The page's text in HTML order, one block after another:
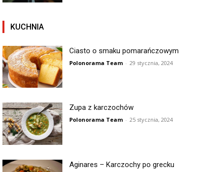
KUCHNIA
Ciasto o smaku pomarańczowym
Polonorama Team - 29 stycznia, 2024
Zupa z karczochów
Polonorama Team - 25 stycznia, 2024
Aginares – Karczochy po grecku